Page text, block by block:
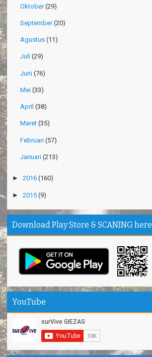
Oktober(29)
September(20)
Agustus (11)
Juli (29)
Juni (76)
Mei (33)
April (38)
Maret (35)
Februari (57)
Januari (213)
► 2016 (160)
► 2015 (9)
Download Play Store & SCANING here
YouTube